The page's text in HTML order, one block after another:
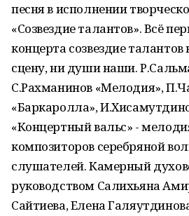
песня в исполнении
«Созвездие талантов». Всё
концерта созвездие
сцену, ни души наши.
С.Рахманинов «Мелодия»,
«Баркаролла»,
«Концертный вальс» -
композиторов серебряной
слушателей. Камерный
руководством Салихьяна
Сайтиева, Елена